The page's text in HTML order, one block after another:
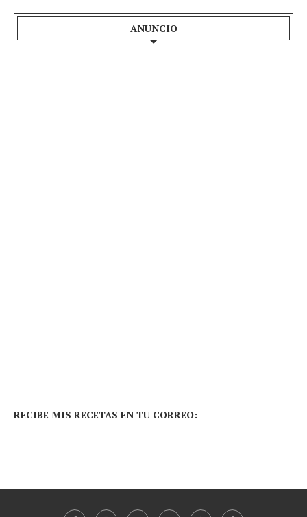
ANUNCIO
RECIBE MIS RECETAS EN TU CORREO: